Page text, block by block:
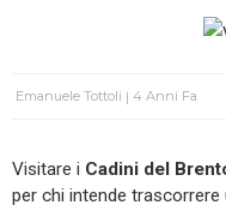
Emanuele Tottoli 4 Anni Fa
Visitare i Cadini del
per chi intende